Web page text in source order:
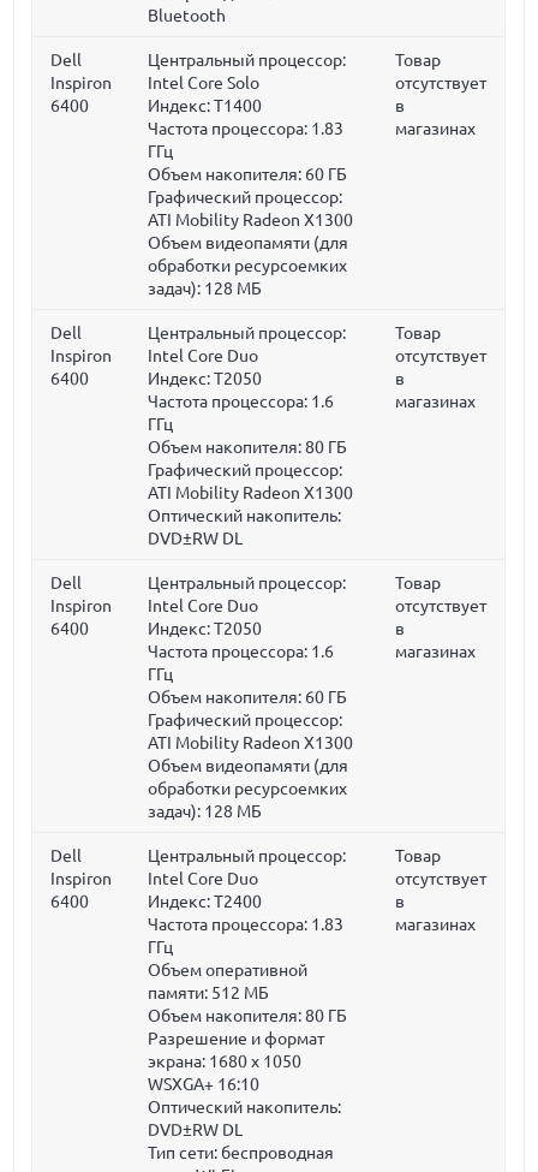
Bluetooth
Dell
Inspiron
6400
Центральный процессор:
Intel Core Solo
Индекс: T1400
Частота процессора: 1.83
ГГц
Объем накопителя: 60 ГБ
Графический процессор:
ATI Mobility Radeon X1300
Объем видеопамяти (для
обработки ресурсоемких
задач): 128 МБ
Товар
отсутствует
в
магазинах
Dell
Inspiron
6400
Центральный процессор:
Intel Core Duo
Индекс: T2050
Частота процессора: 1.6
ГГц
Объем накопителя:80 ГБ
Графический процессор:
ATI Mobility Radeon X1300
Оптический накопитель:
DVD±RW DL
Товар
отсутствует
в
магазинах
Dell
Inspiron
6400
Центральный процессор:
Intel Core Duo
Индекс: T2050
Частота процессора: 1.6
ГГц
Объем накопителя: 60 ГБ
Графический процессор:
ATI Mobility Radeon X1300
Объем видеопамяти (для
обработки ресурсоемких
задач): 128 МБ
Товар
отсутствует
в
магазинах
Dell
Inspiron
6400
Центральный процессор:
Intel Core Duo
Индекс: T2400
Частота процессора: 1.83
ГГц
Объем оперативной
памяти: 512 МБ
Объем накопителя:80 ГБ
Разрешение и формат
экрана: 1680 x 1050
WSXGA+ 16:10
Оптический накопитель:
DVD±RW DL
Тип сети: беспроводная
Товар
отсутствует
в
магазинах